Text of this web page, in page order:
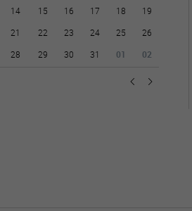
14 15 16 17 18
19
21 22 23 24 25
26
28 29 30 31 01 02